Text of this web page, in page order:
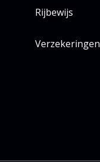
Rijbewijs
Verzekeringen